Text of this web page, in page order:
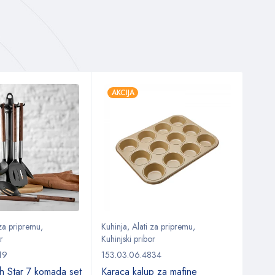
pripremu,
Star 7 komada set
AKCIJA
Kuhinja, Alati za pripremu,
Kuhinjski pribor
153.03.06.4834
Karaca kalup za mafine